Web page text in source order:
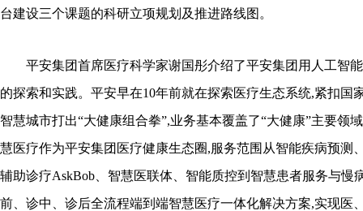
台建设三个课题的科研立项规划及推进路线图。
平安集团首席医疗科学家谢国彤介绍了平安集团用人工智
的探索和实践。平安早在10年前就在探索医疗生态系统,紧扣国
智慧城市打出“大健康组合拳”,业务基本覆盖了“大健康”主要领
慧医疗作为平安集团医疗健康生态圈,服务范围从智能疾病预测
辅助诊疗AskBob、智慧医联体、智能质控到智慧患者服务与慢
前、诊中、诊后全流程端到端智慧医疗一体化解决方案,实现医